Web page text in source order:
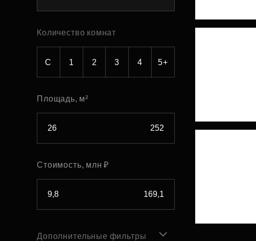
Рефинансирование
Количество комнат
С 1 2 3 4 5+
Площадь, м²
Стоимость, млн ₽
Дополнительные фильтры